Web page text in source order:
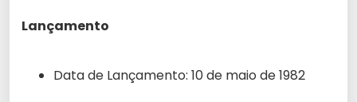
Lançamento
Data de Lançamento: 10 de maio de 1982